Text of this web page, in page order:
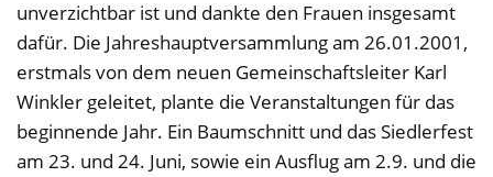
unverzichtbar ist und dankte den Frauen insgesamt
dafür. Die Jahreshauptversammlung am 26.01.2001,
erstmals von dem neuen Gemeinschaftsleiter Karl
Winkler geleitet, plante die Veranstaltungen für das
beginnende Jahr. Ein Baumschnitt und das Siedlerfest
am 23. und 24. Juni, sowie ein Ausflug am 2.9. und die